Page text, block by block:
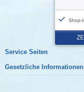
Service Seiten
Gesetzliche Informationen